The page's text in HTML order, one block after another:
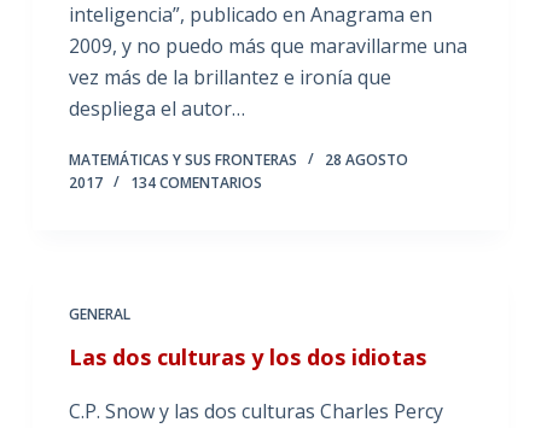
inteligencia”, publicado en Anagrama en
2009, y no puedo más que maravillarme una
vez más de la brillantez e ironía que
despliega el autor…
MATEMÁTICAS Y SUS FRONTERAS
28 AGOSTO
2017
134 COMENTARIOS
GENERAL
Las dos culturas y los dos idiotas
C.P. Snow y las dos culturas Charles Percy